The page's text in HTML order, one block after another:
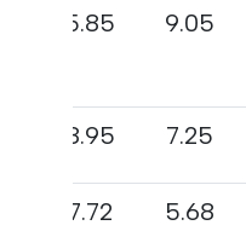
9.05
5.85
7.25
8.95
5.68
7.72